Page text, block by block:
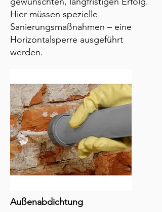
Hier müssen spezielle
Sanierungsmaßnahmen – eine
Horizontalsperre ausgeführt
werden.
Außenabdichtung